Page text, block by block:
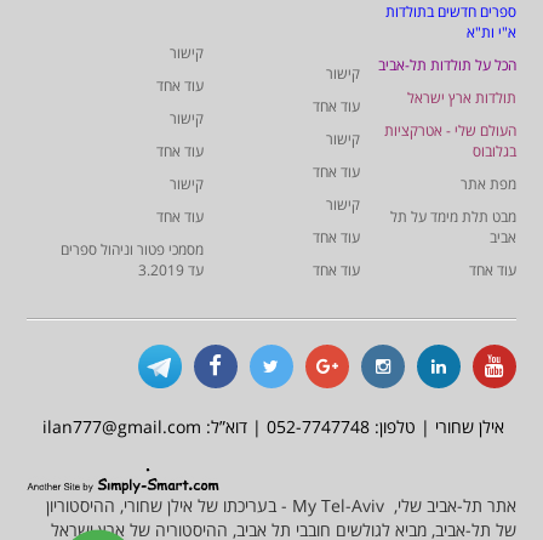
ספרים חדשים בתולדות
א"י ות"א
הכל על תולדות תל-אביב
תולדות ארץ ישראל
העולם שלי - אטרקציות
בגלובוס
מפת אתר
מבט תלת מימד על תל
אביב
עוד אחד
קישור
עוד אחד
קישור
עוד אחד
קישור
עוד אחד
עוד אחד
קישור
עוד אחד
קישור
עוד אחד
קישור
עוד אחד
מסמכי פטור וניהול ספרים
עד 3.2019
אילן שחורי | טלפון: 052-7747748 | דוא”ל: ilan777@gmail.com
אתר תל-אביב שלי, My Tel-Aviv - בעריכתו של אילן שחורי, ההיסטוריון
של תל-אביב, מביא לגולשים חובבי תל אביב, ההיסטוריה של ארץ ישראל